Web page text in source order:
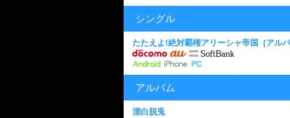
シングル
たたえよ!絶対覇権アリーシャ帝国 (アル
アルバム
漂白脱兎